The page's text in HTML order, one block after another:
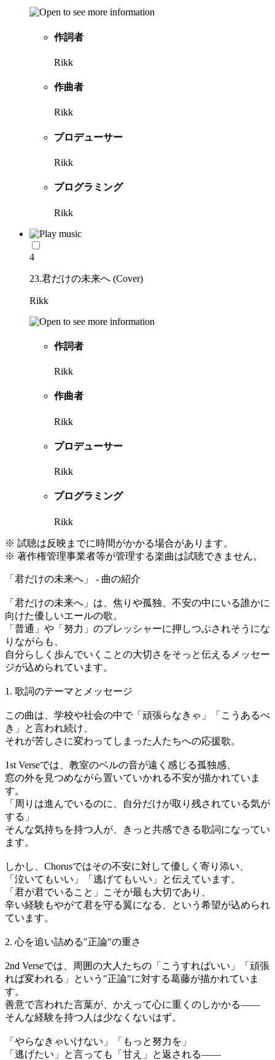
作詞者
Rikk
作曲者
Rikk
プロデューサー
Rikk
プログラミング
Rikk
4
23.君だけの未来へ (Cover)
Rikk
作詞者
Rikk
作曲者
Rikk
プロデューサー
Rikk
プログラミング
Rikk
※ 試聴は反映までに時間がかかる場合があります。
※ 著作権管理事業者等が管理する楽曲は試聴できません。
「君だけの未来へ」 - 曲の紹介
「君だけの未来へ」は、焦りや孤独、不安の中にいる誰かに
向けた優しいエールの歌。
「普通」や「努力」のプレッシャーに押しつぶされそうにな
りながらも、
自分らしく歩んでいくことの大切さをそっと伝えるメッセー
ジが込められています。
1. 歌詞のテーマとメッセージ
この曲は、学校や社会の中で「頑張らなきゃ」「こうあるべ
き」と言われ続け、
それが苦しさに変わってしまった人たちへの応援歌。
1st Verseでは、教室のベルの音が遠く感じる孤独感、
窓の外を見つめながら置いていかれる不安が描かれていま
す。
「周りは進んでいるのに、自分だけが取り残されている気が
する」
そんな気持ちを持つ人が、きっと共感できる歌詞になってい
ます。
しかし、Chorusではその不安に対して優しく寄り添い、
「泣いてもいい」「逃げてもいい」と伝えています。
「君が君でいること」こそが最も大切であり、
辛い経験もやがて君を守る翼になる、という希望が込められ
ています。
2. 心を追い詰める"正論"の重さ
2nd Verseでは、周囲の大人たちの「こうすればいい」「頑張
れば変われる」という"正論"に対する葛藤が描かれていま
す。
善意で言われた言葉が、かえって心に重くのしかかる——
そんな経験を持つ人は少なくないはず。
「やらなきゃいけない」「もっと努力を」
「逃げたい」と言っても「甘え」と返される——